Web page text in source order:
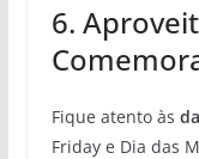
6.
Fique atento às
Friday e Dia das